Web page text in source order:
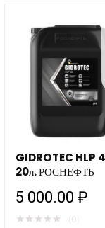
GIDROTEC HLP
20л. РОСНЕФТЬ
5 000.00₽
★ ★ ★ ★ ★